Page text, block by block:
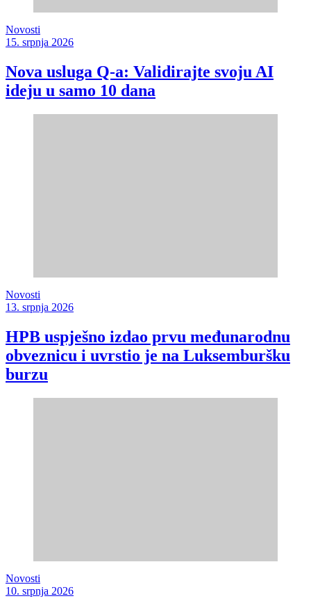
Novosti
15. srpnja 2026
Nova usluga Q-a: Validirajte svoju AI
ideju u samo 10 dana
Novosti
13. srpnja 2026
HPB uspješno izdao prvu međunarodnu
obveznicu i uvrstio je na Luksemburšku
burzu
Novosti
10. srpnja 2026